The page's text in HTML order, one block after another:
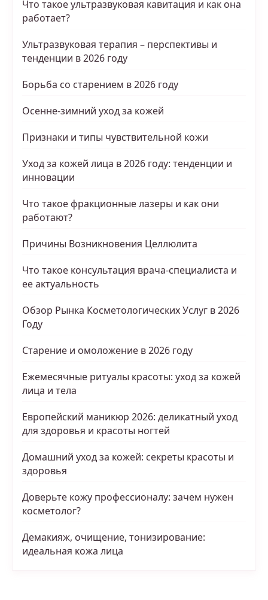
Что такое ультразвуковая кавитация и как она
работает?
Ультразвуковая терапия – перспективы и
тенденции в 2026 году
Борьба со старением в 2026 году
Осенне-зимний уход за кожей
Признаки и типы чувствительной кожи
Уход за кожей лица в 2026 году: тенденции и
инновации
Что такое фракционные лазеры и как они
работают?
Причины Возникновения Целлюлита
Что такое консультация врача-специалиста и
ее актуальность
Обзор Рынка Косметологических Услуг в 2026
Году
Старение и омоложение в 2026 году
Ежемесячные ритуалы красоты: уход за кожей
лица и тела
Европейский маникюр 2026: деликатный уход
для здоровья и красоты ногтей
Домашний уход за кожей: секреты красоты и
здоровья
Доверьте кожу профессионалу: зачем нужен
косметолог?
Демакияж, очищение, тонизирование:
идеальная кожа лица